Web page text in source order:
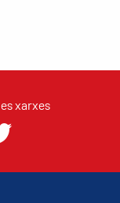
xarxes